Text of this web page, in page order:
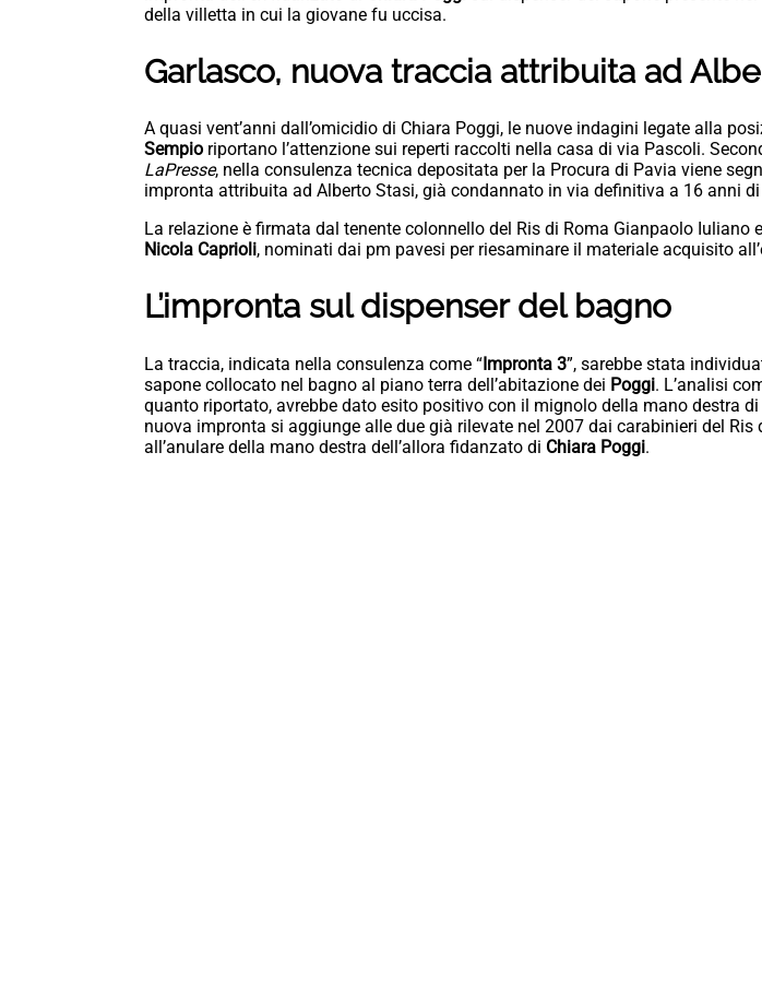
della villetta in cui la giovane fu uccisa.
Garlasco, nuova traccia attribuita ad
A quasi vent’anni dall’omicidio di Chiara Poggi, le nuove indagini legate alla
Sempio riportano l’attenzione sui reperti raccolti nella casa di via Pascoli.
LaPresse, nella consulenza tecnica depositata per la Procura di Pavia viene
impronta attribuita ad Alberto Stasi, già condannato in via definitiva a 16 anni
La relazione è firmata dal tenente colonnello del Ris di Roma Gianpaolo Iuliano
Nicola Caprioli, nominati dai pm pavesi per riesaminare il materiale acquisito
L’impronta sul dispenser del bagno
La traccia, indicata nella consulenza come “ Impronta 3”, sarebbe stata
sapone collocato nel bagno al piano terra dell’abitazione dei Poggi. L’analisi
quanto riportato, avrebbe dato esito positivo con il mignolo della mano destra di
nuova impronta si aggiunge alle due già rilevate nel 2007 dai carabinieri del Ris
all’anulare della mano destra dell’allora fidanzato di Chiara Poggi.